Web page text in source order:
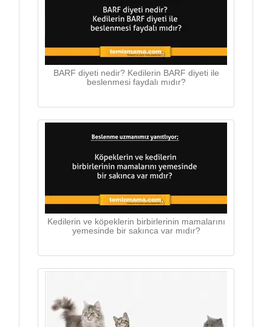
BARF diyeti nedir? Kedilerin BARF diyeti ile
beslenmesi faydalı mıdır?
Kedilerin ve köpeklerin birbirlerinin mamalarını
yemesinde bir sakınca var mıdır?